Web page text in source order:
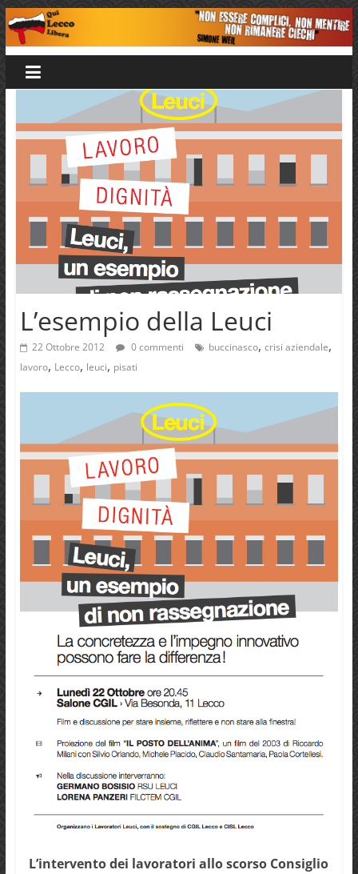
Salta
al
contenuto
Qui
Lecco
Libera
L’esempio della Leuci
22 Ottobre 2012 0 commenti buccinasco, crisi aziendale,
lavoro, Lecco, leuci, pisati
L’intervento dei lavoratori allo scorso Consiglio